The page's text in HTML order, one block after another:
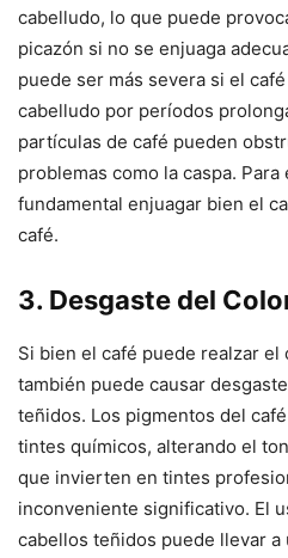
cabelludo, lo que puede
picazón si no se enjuaga
puede ser más severa si el
cabelludo por períodos
partículas de café pueden
problemas como la caspa.
fundamental enjuagar bien el
café.
3. Desgaste del
Si bien el café puede realzar
también puede causar
teñidos. Los pigmentos del
tintes químicos, alterando el
que invierten en tintes
inconveniente significativo. El
cabellos teñidos puede llevar a